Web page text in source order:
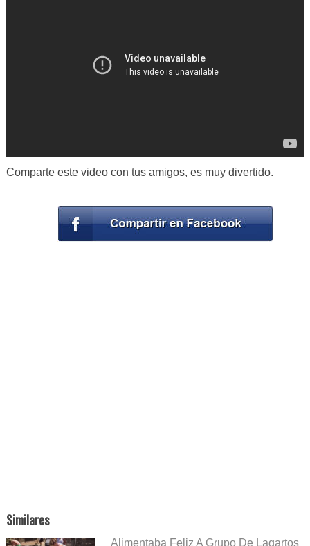
Comparte este video con tus amigos, es muy divertido.
Similares
Alimentaba Feliz A Grupo De Lagartos